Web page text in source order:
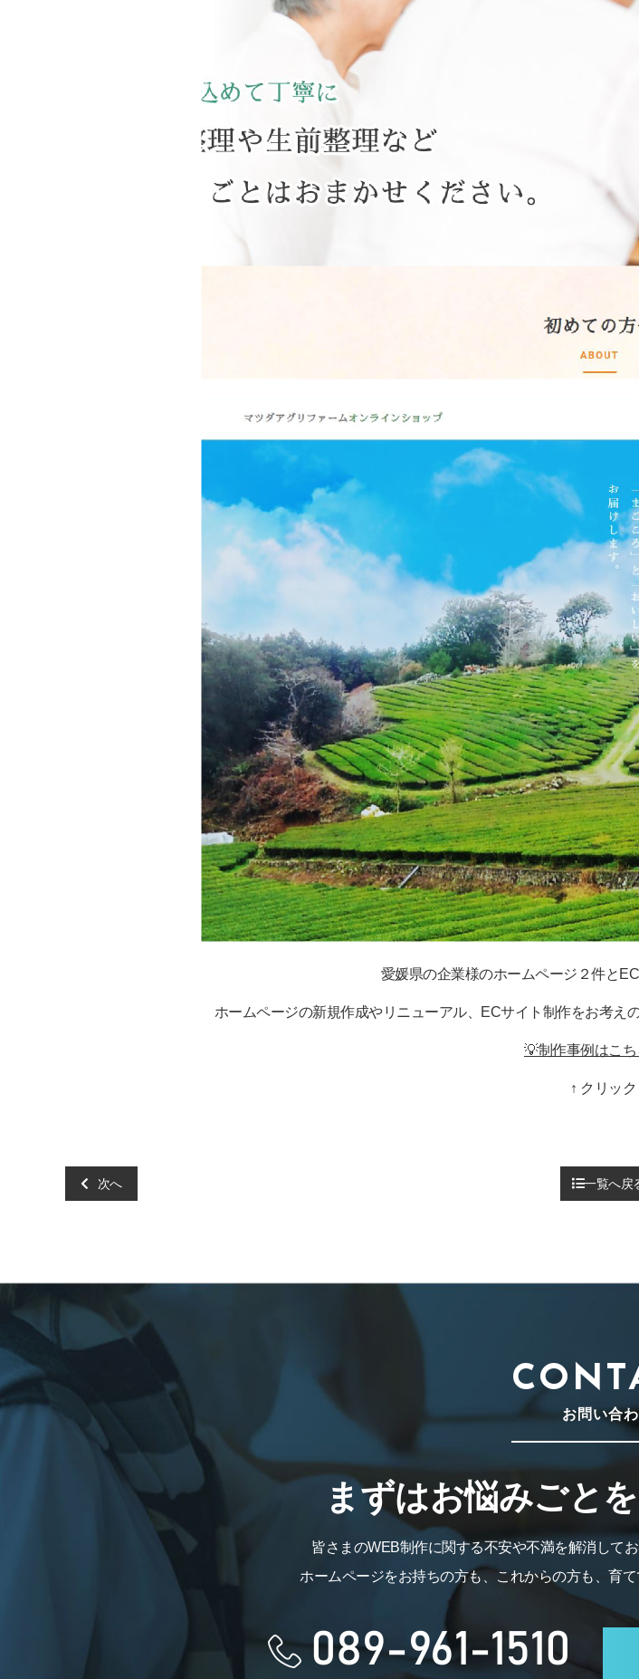
愛媛県の企業様のホームページ２件と
ホームページの新規作成やリニューアル、ECサイト制作をお考え
💡制作事例はこ
↑ クリック
次へ 一覧へ戻
お問い合
まずはお悩みごと
皆さまのWEB制作に関する不安や不満を解消して
ホームページをお持ちの方も、これからの方も、育
089-961-1510